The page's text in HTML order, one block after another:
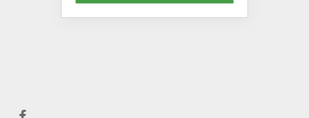
facebook